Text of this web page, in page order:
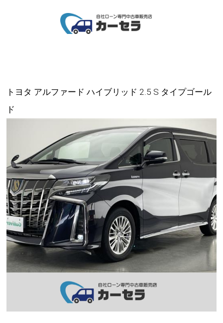
トヨタ アルファード ハイブリッド 2.5 S タイプゴール
ド